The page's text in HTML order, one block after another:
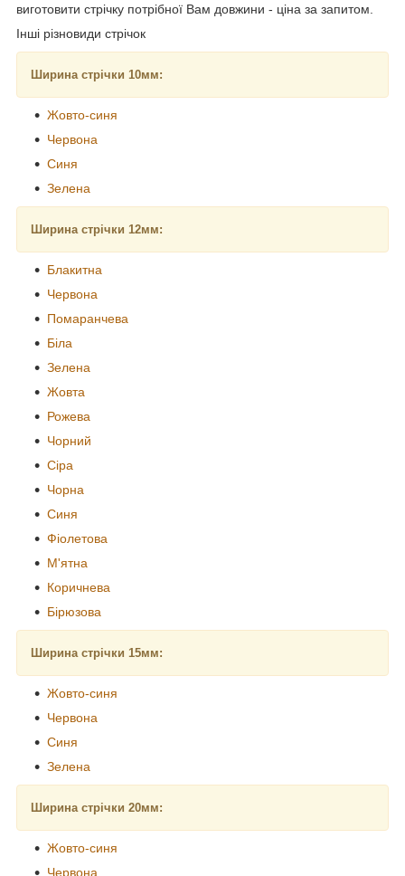
виготовити стрічку потрібної Вам довжини - ціна за запитом.
Інші різновиди стрічок
Ширина стрічки 10мм:
Жовто-синя
Червона
Синя
Зелена
Ширина стрічки 12мм:
Блакитна
Червона
Помаранчева
Біла
Зелена
Жовта
Рожева
Чорний
Сіра
Чорна
Синя
Фіолетова
М'ятна
Коричнева
Бірюзова
Ширина стрічки 15мм:
Жовто-синя
Червона
Синя
Зелена
Ширина стрічки 20мм:
Жовто-синя
Червона